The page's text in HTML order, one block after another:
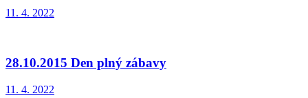
11. 4. 2022
28.10.2015 Den plný zábavy
11. 4. 2022